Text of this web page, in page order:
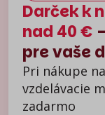
Darček k
nad 40 €
pre vaše
Pri nákupe
vzdelávacie
zadarmo